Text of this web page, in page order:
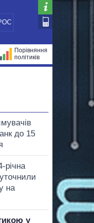
Порівняння
політиків
до 15
річна
на
у